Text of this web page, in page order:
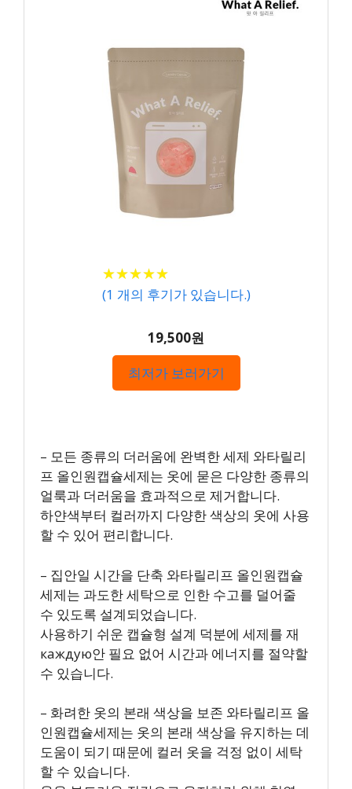
★★★★★
★★★★★
(1 개의 후기가 있습니다.)
19,500원
최저가 보러가기
– 모든 종류의 더러움에 완벽한 세제 와타릴리
프 올인원캡슐세제는 옷에 묻은 다양한 종류의
얼룩과 더러움을 효과적으로 제거합니다.
하얀색부터 컬러까지 다양한 색상의 옷에 사용
할 수 있어 편리합니다.
– 집안일 시간을 단축 와타릴리프 올인원캡슐
세제는 과도한 세탁으로 인한 수고를 덜어줄
수 있도록 설계되었습니다.
사용하기 쉬운 캡슐형 설계 덕분에 세제를 재
каждую안 필요 없어 시간과 에너지를 절약할
수 있습니다.
– 화려한 옷의 본래 색상을 보존 와타릴리프 올
인원캡슐세제는 옷의 본래 색상을 유지하는 데
도움이 되기 때문에 컬러 옷을 걱정 없이 세탁
할 수 있습니다.